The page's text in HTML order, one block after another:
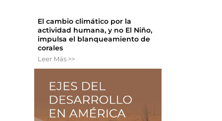
El cambio climático por la
actividad humana, y no El Niño,
impulsa el blanqueamiento de
corales
Leer Más >>